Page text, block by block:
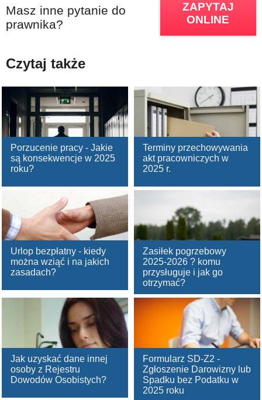
Masz inne pytanie do
prawnika?
ZAPYTAJ
ONLINE
Czytaj także
Porzucenie pracy - Jakie
są konsekwencje w 2025
roku?
Terminy przechowywania
akt pracowniczych w
2025 r.
Urlop bezpłatny - kiedy
można wziąć i na jakich
zasadach?
Zasiłek pogrzebowy
2025-2026 ? komu
przysługuje i jak go
otrzymać?
Jak uzyskać dane innej
osoby z Rejestru
Dowodów Osobistych?
Formularz SD-Z2 -
Zgłoszenie Darowizny lub
Spadku bez Podatku w
2025 roku